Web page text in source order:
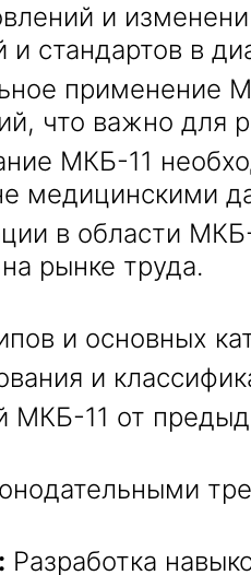
и
стандартов в
применение
что важно для
МКБ-11
медицинскими
в области
рынке труда.
и основных
и
МКБ-11 от
Разработка
персональных
персональных